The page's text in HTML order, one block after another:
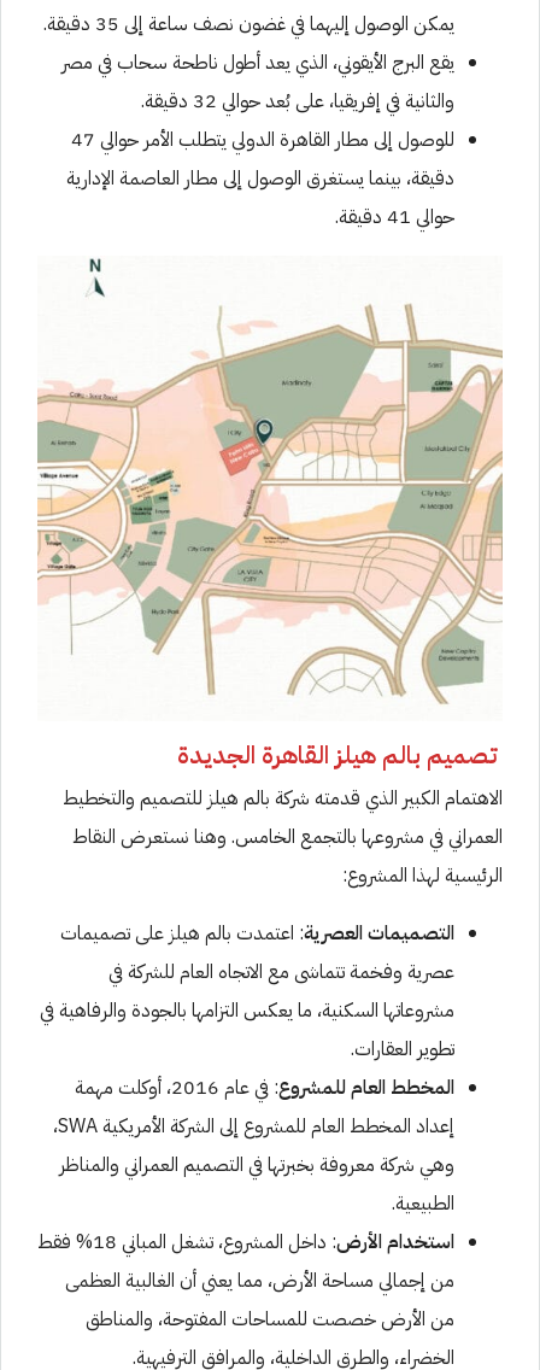
يمكن الوصول إليهما في غضون نصف ساعة إلى 35 دقيقة.
يقع البرج الأيقوني، الذي يعد أطول ناطحة سحاب في مصر
والثانية في إفريقيا، على بُعد حوالي 32 دقيقة.
للوصول إلى مطار القاهرة الدولي يتطلب الأمر حوالي 47
دقيقة، بينما يستغرق الوصول إلى مطار العاصمة الإدارية
حوالي 41 دقيقة.
تصميم بالم هيلز القاهرة الجديدة
الاهتمام الكبير الذي قدمته شركة بالم هيلز للتصميم والتخطيط
العمراني في مشروعها بالتجمع الخامس. وهنا نستعرض النقاط
الرئيسية لهذا المشروع:
التصميمات العصرية: اعتمدت بالم هيلز على تصميمات
عصرية وفخمة تتماشى مع الاتجاه العام للشركة في
مشروعاتها السكنية، ما يعكس التزامها بالجودة والرفاهية في
تطوير العقارات.
المخطط العام للمشروع
: في عام 2016، أوكلت مهمة
إعداد المخطط العام للمشروع إلى الشركة الأمريكية SWA،
وهي شركة معروفة بخبرتها في التصميم العمراني والمناظر
الطبيعية.
استخدام الأرض
: داخل المشروع، تشغل المباني 18% فقط
من إجمالي مساحة الأرض، مما يعني أن الغالبية العظمى
من الأرض خصصت للمساحات المفتوحة، والمناطق
الخضراء، والطرق الداخلية، والمرافق الترفيهية.